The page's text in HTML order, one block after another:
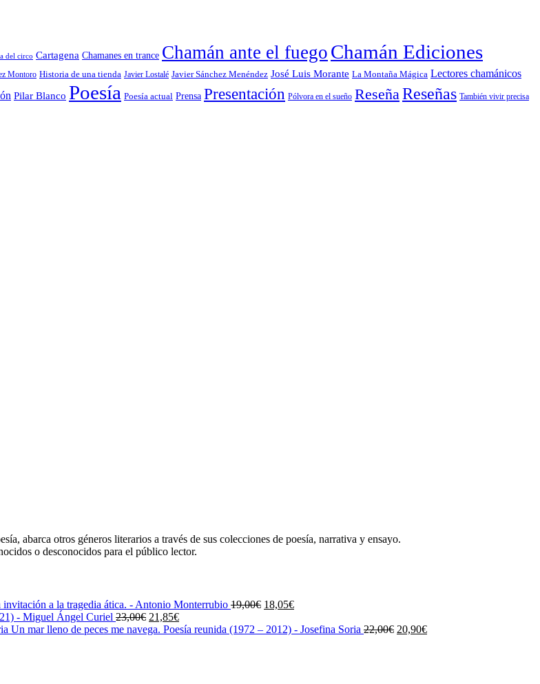
del circo Cartagena Chamanes en trance Chamán ante el fuego Chamán Ediciones
Montoro Historia de una tienda Javier Lostalé Javier Sánchez Menéndez José Luis Morante La Montaña Mágica Lectores chamánicos
Pilar Blanco Poesía Poesía actual Prensa Presentación Pólvora en el sueño Reseña Reseñas También vivir precisa
abarca otros géneros literarios a través de sus colecciones de poesía, narrativa y ensayo.
o desconocidos para el público lector.
a la tragedia ática. - Antonio Monterrubio 19,00€ El
original
18,05€El
actual
- Miguel Ángel Curiel 23,00€ El
precio
21,85€El
precio
Un mar lleno de peces me navega. Poesía reunida (1972 – 2012) - Josefina Soria 22,00€ El
20,90€El